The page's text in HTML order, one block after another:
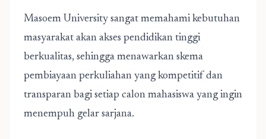
Masoem University sangat memahami kebutuhan
masyarakat akan akses pendidikan tinggi
berkualitas, sehingga menawarkan skema
pembiayaan perkuliahan yang kompetitif dan
transparan bagi setiap calon mahasiswa yang ingin
menempuh gelar sarjana.